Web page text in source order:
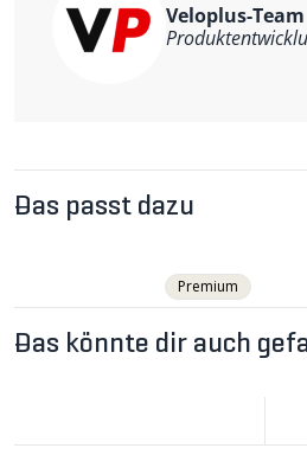
Veloplus-Team
Das passt dazu
Premium
Das könnte dir auch